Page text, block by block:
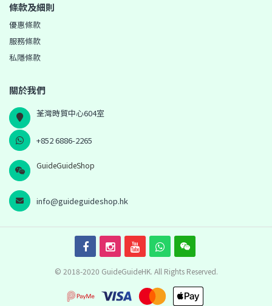
條款及細則
優惠條款
服務條款
私隱條款
關於我們
荃灣時貿中心604室
+852 6886-2265
GuideGuideShop
info@guideguideshop.hk
© 2018-2020 GuideGuideHK. All Rights Reserved.